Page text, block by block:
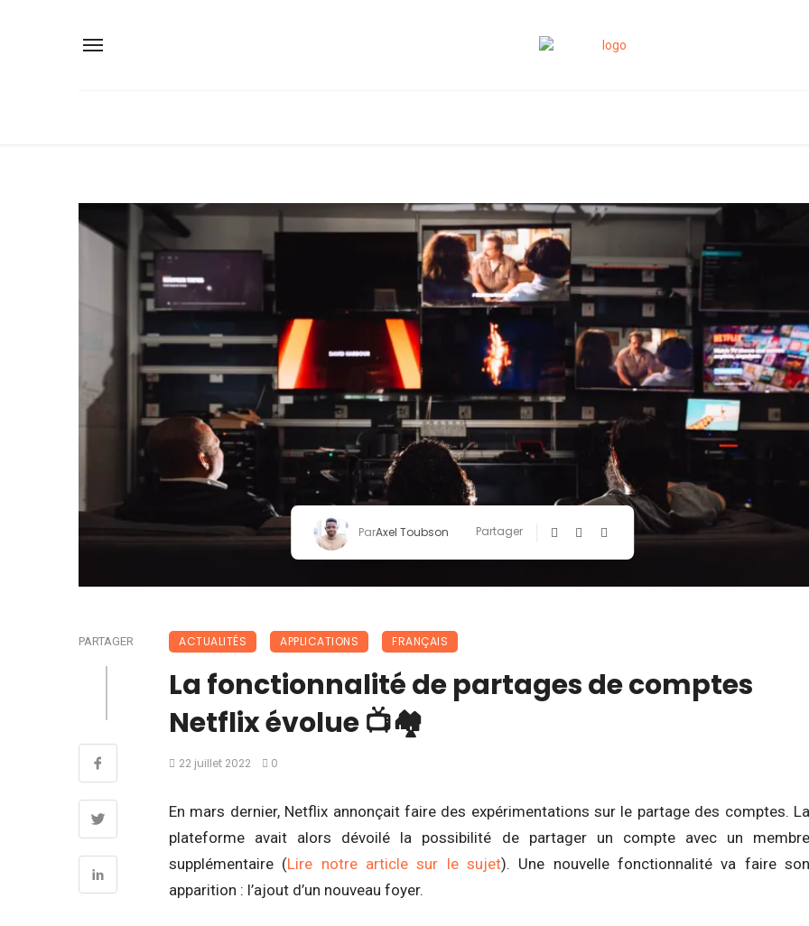
ParAxel Toubson Partager
PARTAGER ACTUALITÉS APPLICATIONS FRANÇAIS
La fonctionnalité de partages de comptes
Netflix évolue 📺🏘️
22 juillet 2022 0
En mars dernier, Netflix annonçait faire des expérimentations sur le partage des comptes. La
plateforme avait alors dévoilé la possibilité de partager un compte avec un membre
supplémentaire (Lire notre article sur le sujet). Une nouvelle fonctionnalité va faire son
apparition : l’ajout d’un nouveau foyer.